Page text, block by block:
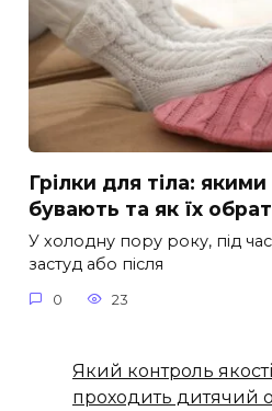
Грілки для тіла:
бувають та як їх
У холодну пору року, під
застуд або після
0 23
Який контроль якості
проходить дитячий